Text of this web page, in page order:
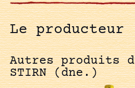
Le producteur
Autres produits
STIRN (dne.)